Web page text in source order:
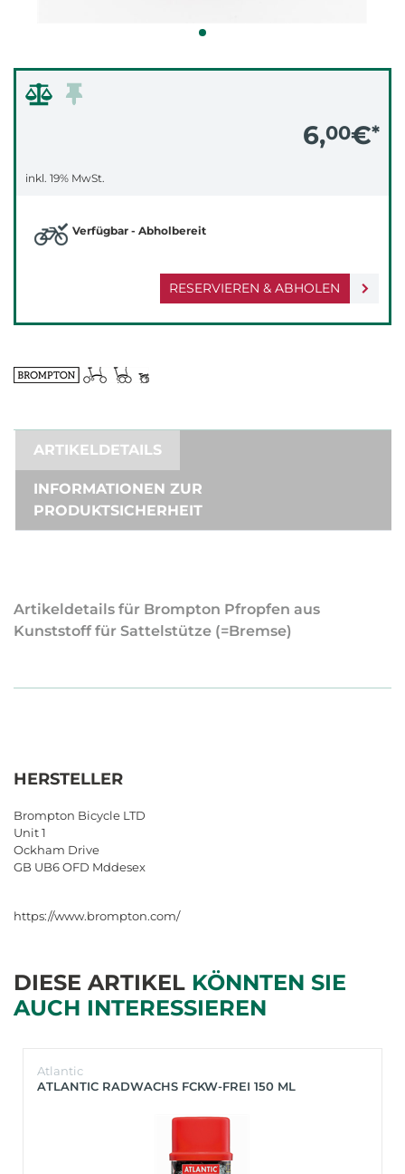
6,00€*
inkl. 19% MwSt.
RESERVIEREN & ABHOLEN
Verfügbar - Abholbereit
ARTIKELDETAILS
INFORMATIONEN ZUR
PRODUKTSICHERHEIT
Artikeldetails für Brompton Pfropfen aus
Kunststoff für Sattelstütze (=Bremse)
HERSTELLER
Brompton Bicycle LTD
Unit 1
Ockham Drive
GB UB6 OFD Mddesex
https://www.brompton.com/
DIESE ARTIKEL KÖNNTEN SIE
AUCH INTERESSIEREN
Atlantic
ATLANTIC RADWACHS FCKW-FREI 150 ML